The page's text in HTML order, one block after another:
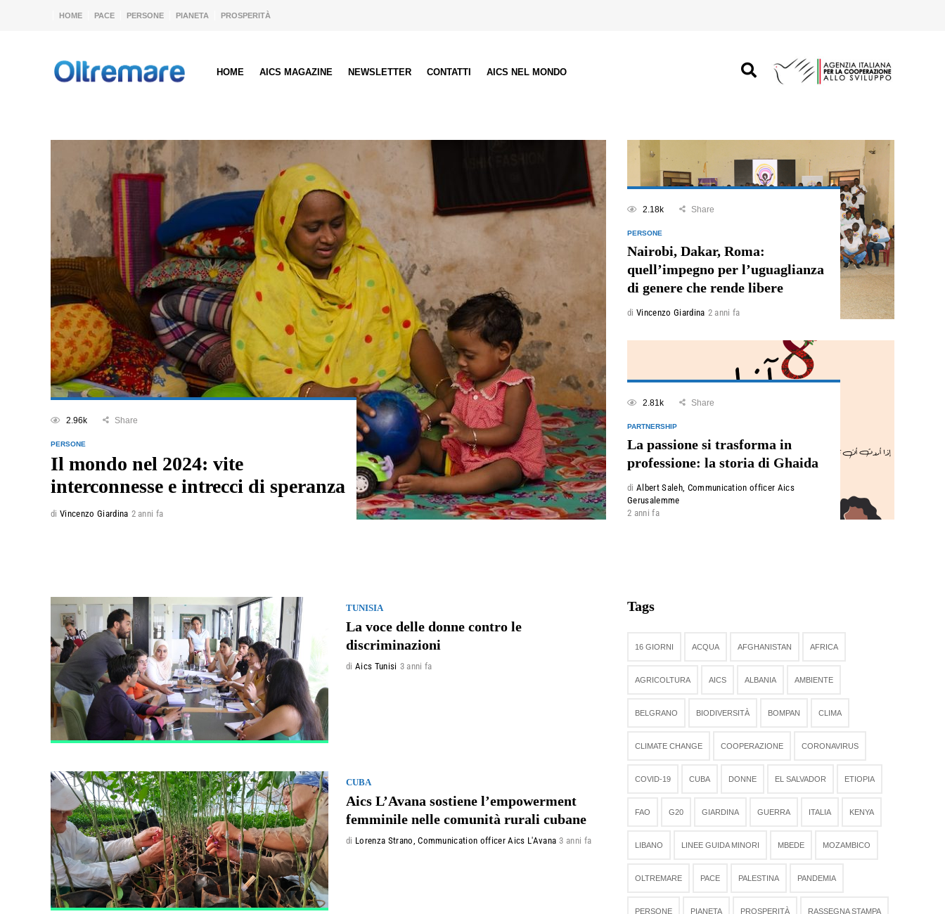
HOME PACE PERSONE PIANETA PROSPERITÀ
HOME AICS MAGAZINE NEWSLETTER CONTATTI AICS NEL MONDO
2.96k Share
PERSONE
Il mondo nel 2024: vite
interconnesse e intrecci di speranza
di Vincenzo Giardina 2 anni fa
2.18k Share
PERSONE
Nairobi, Dakar, Roma:
quell’impegno per l’uguaglianza
di genere che rende libere
diVincenzo Giardina 2 anni fa
2.81k Share
PARTNERSHIP
La passione si trasforma in
professione: la storia di Ghaida
diAlbert Saleh, Communication officer Aics
Gerusalemme
2 anni fa
TUNISIA
La voce delle donne contro le
discriminazioni
di Aics Tunisi 3 anni fa
CUBA
Aics L’Avana sostiene l’empowerment
femminile nelle comunità rurali cubane
di Lorenza Strano, Communication officer Aics L'Avana 3 anni fa
Tags
16 GIORNI ACQUA AFGHANISTAN AFRICA
AGRICOLTURA AICS ALBANIA AMBIENTE
BELGRANO BIODIVERSITÀ BOMPAN CLIMA
CLIMATE CHANGE COOPERAZIONE CORONAVIRUS
COVID-19 CUBA DONNE EL SALVADOR ETIOPIA
FAO G20 GIARDINA GUERRA ITALIA KENYA
LIBANO LINEE GUIDA MINORI MBEDE MOZAMBICO
OLTREMARE PACE PALESTINA PANDEMIA
PERSONE PIANETA PROSPERITÀ RASSEGNA STAMPA